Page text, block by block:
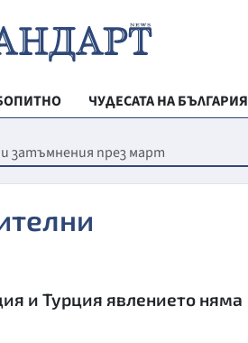
ЧУДЕСАТА НА БЪЛГАРИЯ
ВЕСТНИК
МОЯТ ГРАД
затъмнения през март
и Турция явлението няма